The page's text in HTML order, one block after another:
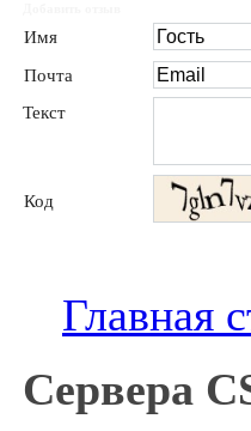
Имя
Почта
Текст
Код
Главная
Сервера